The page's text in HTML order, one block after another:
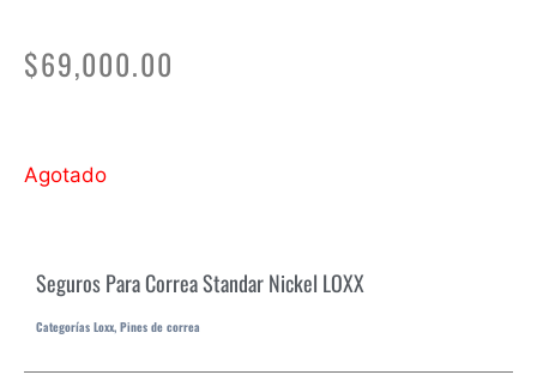
$69,000.00
Agotado
Seguros Para Correa Standar Nickel LOXX
Categorías Loxx, Pines de correa